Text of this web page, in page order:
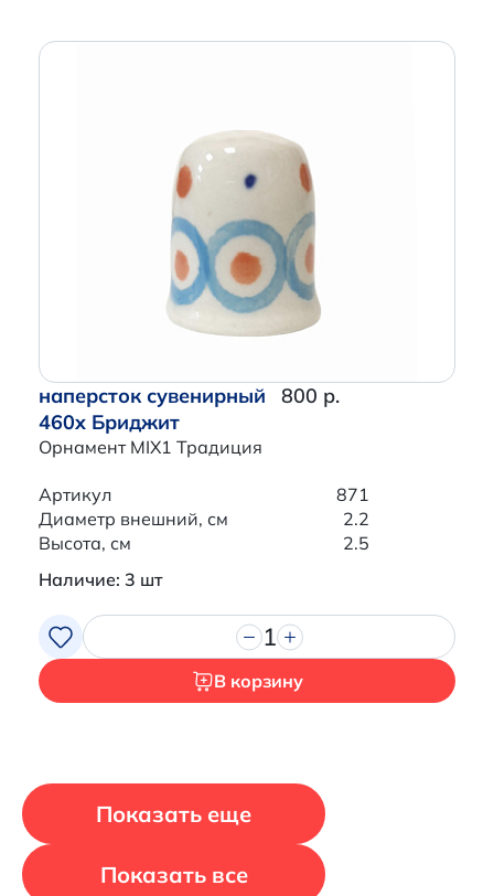
наперсток сувенирный
460x Бриджит
Орнамент MIX1 Традиция
800 р.
Артикул
871
Диаметр внешний, см
2.2
Высота, см
2.5
Наличие: 3 шт
1
В корзину
Показать еще
Показать все